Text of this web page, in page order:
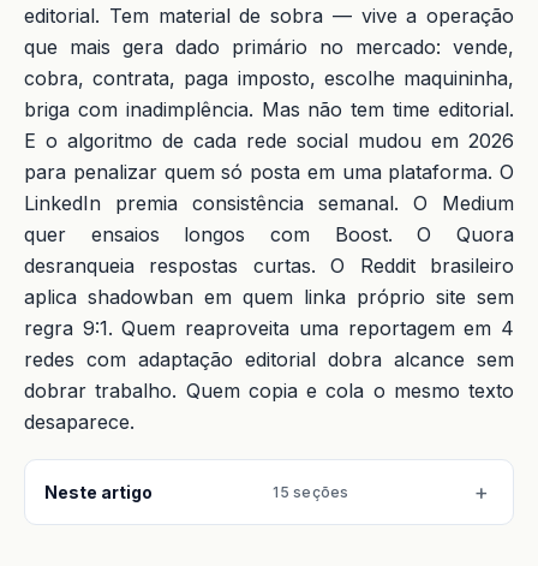
editorial. Tem material de sobra — vive a operação
que mais gera dado primário no mercado: vende,
cobra, contrata, paga imposto, escolhe maquininha,
briga com inadimplência. Mas não tem time editorial.
E o algoritmo de cada rede social mudou em 2026
para penalizar quem só posta em uma plataforma. O
LinkedIn premia consistência semanal. O Medium
quer ensaios longos com Boost. O Quora
desranqueia respostas curtas. O Reddit brasileiro
aplica shadowban em quem linka próprio site sem
regra 9:1. Quem reaproveita uma reportagem em 4
redes com adaptação editorial dobra alcance sem
dobrar trabalho. Quem copia e cola o mesmo texto
desaparece.
Neste artigo 15 seções